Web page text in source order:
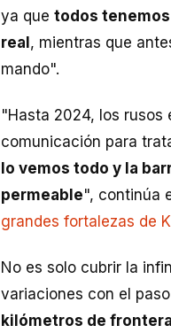
ya que todos
real , mientras que
mando".
"Hasta 2024, los rusos
comunicación para
lo vemos todo y la
permeable", continúa
grandes fortalezas de
No es solo cubrir la
variaciones con el
kilómetros de